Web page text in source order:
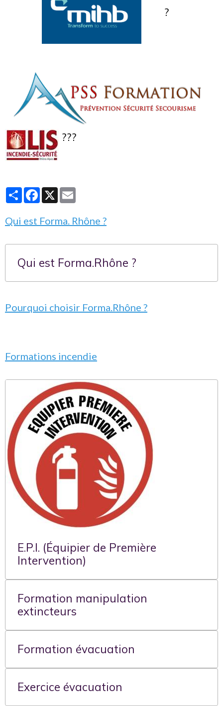
?
???
PartagerFacebook
X
Qui est Forma. Rhône ?
Qui est Forma.Rhône ?
Pourquoi choisir Forma.Rhône ?
Formations incendie
E.P.I. (Équipier de Première
Intervention)
Formation manipulation
extincteurs
Formation évacuation
Exercice évacuation